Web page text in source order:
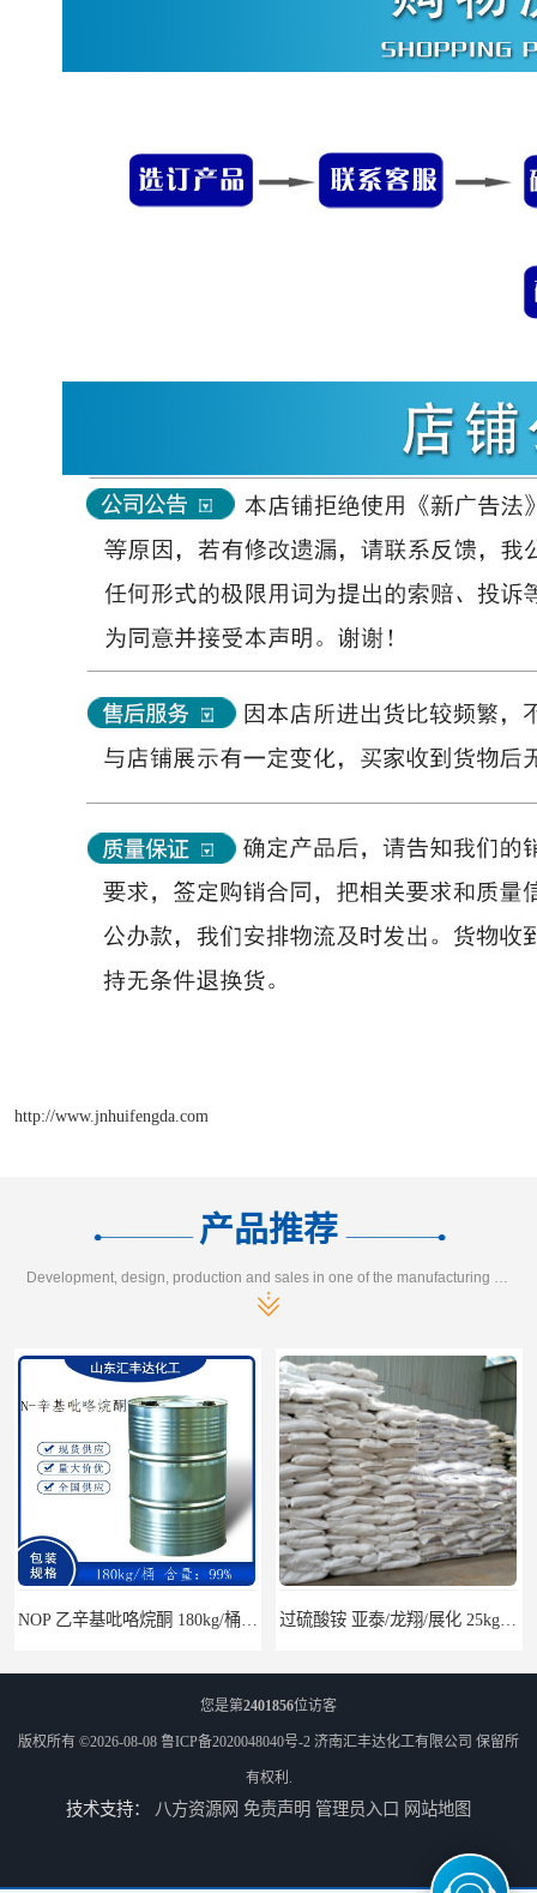
http://www.jnhuifengda.com
产品推荐
NOP 乙辛基吡咯烷酮 180kg/桶 2687-94-7 过硫酸铵 亚泰/龙翔/展化 25kg/袋 7727-54-0
您是第2401856位访客
版权所有 ©2026-08-08 鲁ICP备2020048040号-2 济南汇丰达化工有限公司 保留所
有权利.
技术支持： 八方资源网 免责声明 管理员入口 网站地图